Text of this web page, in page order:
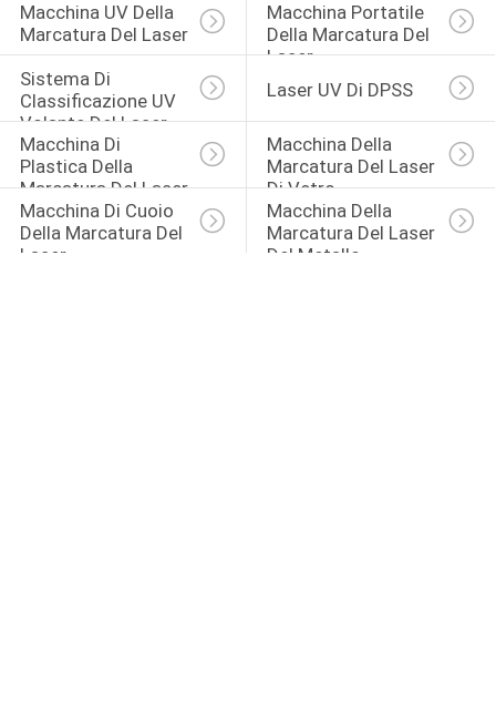
Macchina UV Della
Marcatura Del Laser
Macchina Portatile
Della Marcatura Del
Laser
Sistema Di
Classificazione UV
Volante Del Laser
Laser UV Di DPSS
Macchina Di
Plastica Della
Marcatura Del Laser
Macchina Della
Marcatura Del Laser
Di Vetro
Macchina Di Cuoio
Della Marcatura Del
Laser
Macchina Della
Marcatura Del Laser
Del Metallo